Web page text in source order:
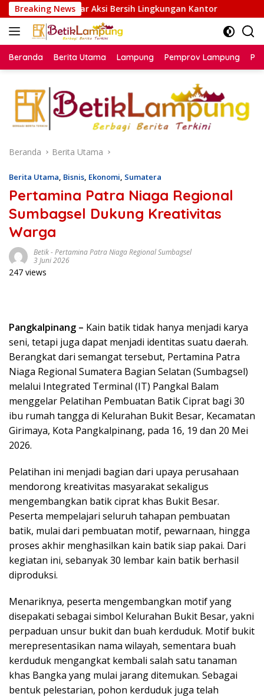
Langsung
ke
konten
Breaking NewsGelar Aksi Bersih Lingkungan Kantor
Beranda Berita Utama Lampung Pemprov Lampung
Beranda Berita Utama
Berita Utama, Bisnis, Ekonomi, Sumatera
Pertamina Patra Niaga Regional
Sumbagsel Dukung Kreativitas
Warga
Betik-Pertamina Patra Niaga Regional Sumbagsel
3 Juni 2026
247 views
Pangkalpinang – Kain batik tidak hanya menjadi karya
seni, tetapi juga dapat menjadi identitas suatu daerah.
Berangkat dari semangat tersebut, Pertamina Patra
Niaga Regional Sumatera Bagian Selatan (Sumbagsel)
melalui Integrated Terminal (IT) Pangkal Balam
menggelar Pelatihan Pembuatan Batik Ciprat bagi 30
ibu rumah tangga di Kelurahan Bukit Besar, Kecamatan
Girimaya, Kota Pangkalpinang, pada 16, 19 dan 20 Mei
2026.
Pelatihan ini menjadi bagian dari upaya perusahaan
mendorong kreativitas masyarakat sekaligus
mengembangkan batik ciprat khas Bukit Besar.
Peserta mempelajari seluruh tahapan pembuatan
batik, mulai dari pembuatan motif, pewarnaan, hingga
proses akhir menghasilkan kain batik siap pakai. Dari
kegiatan ini, sebanyak 30 lembar kain batik berhasil
diproduksi.
Menariknya, peserta mengembangkan motif yang
disepakati sebagai simbol Kelurahan Bukit Besar, yakni
perpaduan unsur bukit dan buah kerduduk. Motif bukit
merepresentasikan nama wilayah, sementara buah
kerduduk mengangkat kembali salah satu tanaman
khas Bangka yang mulai jarang ditemukan. Sebagai
bentuk pelestarian, pohon kerduduk juga telah